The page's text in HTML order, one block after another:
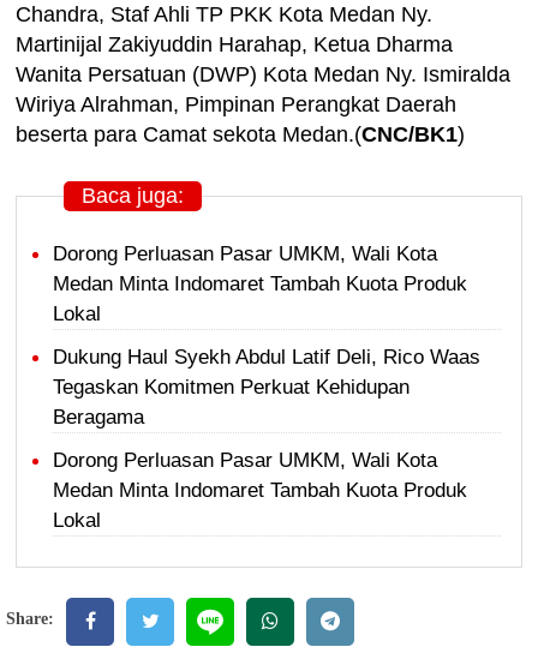
Chandra, Staf Ahli TP PKK Kota Medan Ny.
Martinijal Zakiyuddin Harahap, Ketua Dharma
Wanita Persatuan (DWP) Kota Medan Ny. Ismiralda
Wiriya Alrahman, Pimpinan Perangkat Daerah
beserta para Camat sekota Medan.(CNC/BK1)
Baca juga:
Dorong Perluasan Pasar UMKM, Wali Kota
Medan Minta Indomaret Tambah Kuota Produk
Lokal
Dukung Haul Syekh Abdul Latif Deli, Rico Waas
Tegaskan Komitmen Perkuat Kehidupan
Beragama
Dorong Perluasan Pasar UMKM, Wali Kota
Medan Minta Indomaret Tambah Kuota Produk
Lokal
Share: